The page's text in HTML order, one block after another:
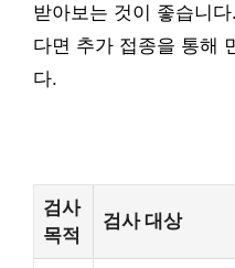
받아보는 것이 좋습니
다면 추가 접종을 통해
다.
검사
목적
검사 대상